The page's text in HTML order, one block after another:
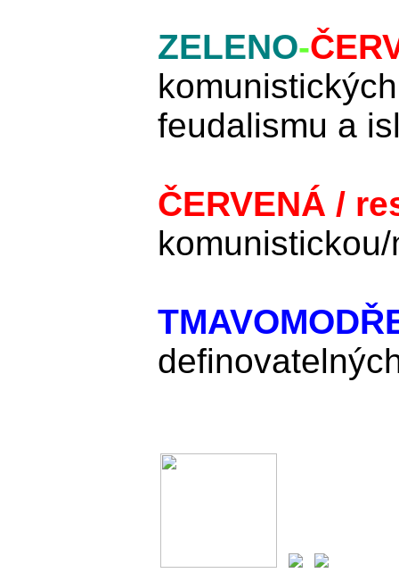
ZELENO-
feudalismu a
ČERVENÁ /